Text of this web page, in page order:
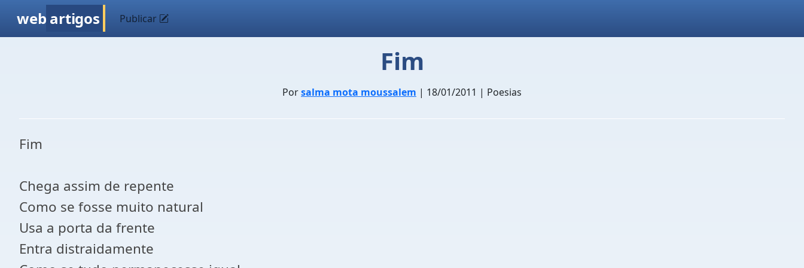
web artigos Publicar
Fim
Porsalma mota moussalem | 18/01/2011 | Poesias
Fim
Chega assim de repente
Como se fosse muito natural
Usa a porta da frente
Entra distraidamente